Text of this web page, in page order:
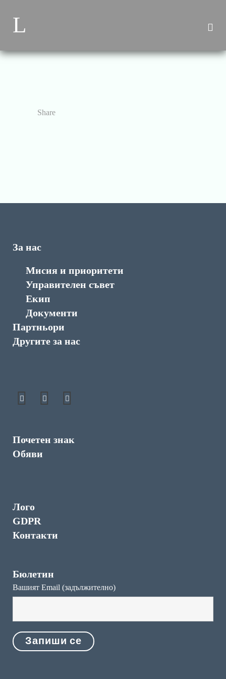
Share
За нас
Мисия и приоритети
Управителен съвет
Екип
Документи
Партньори
Другите за нас
Почетен знак
Обяви
Лого
GDPR
Контакти
Бюлетин
Вашият Email (задължително)